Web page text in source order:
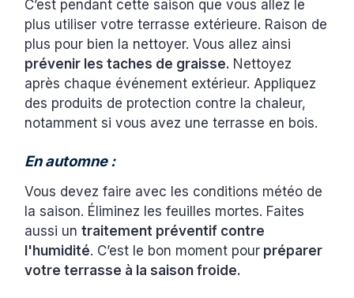
C’est pendant cette saison que vous allez le
plus utiliser votre terrasse extérieure. Raison de
plus pour bien la nettoyer. Vous allez ainsi
prévenir les taches de graisse. Nettoyez
après chaque événement extérieur. Appliquez
des produits de protection contre la chaleur,
notamment si vous avez une terrasse en bois.
En automne :
Vous devez faire avec les conditions météo de
la saison. Éliminez les feuilles mortes. Faites
aussi untraitement préventif contre
l'humidité. C’est le bon moment pour préparer
votre terrasse à la saison froide.